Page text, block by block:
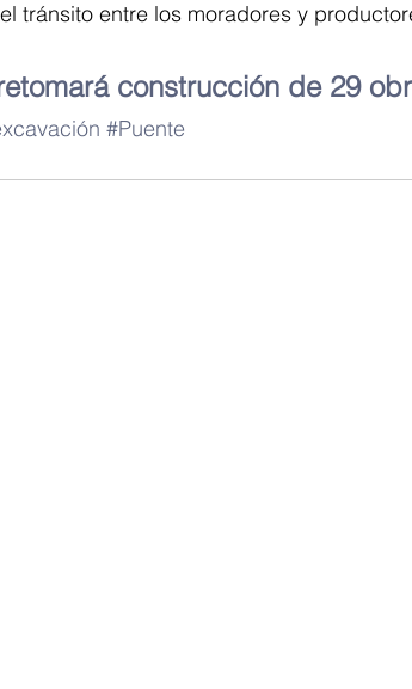
tránsito entre los moradores y
construcción de 29
#Puente